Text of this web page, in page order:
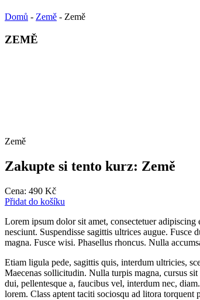
Domů - Země - Země
ZEMĚ
Země
Zakupte si tento kurz: Země
Cena: 490 Kč
Přidat do košíku
Lorem ipsum dolor sit amet, consectetuer
nesciunt. Suspendisse sagittis ultrices augue.
magna. Fusce wisi. Phasellus rhoncus. Nulla
Etiam ligula pede, sagittis quis, interdum ultricies,
Maecenas sollicitudin. Nulla turpis magna, cursus
dui, pellentesque a, faucibus vel, interdum nec,
lorem. Class aptent taciti sociosqu ad litora torquent